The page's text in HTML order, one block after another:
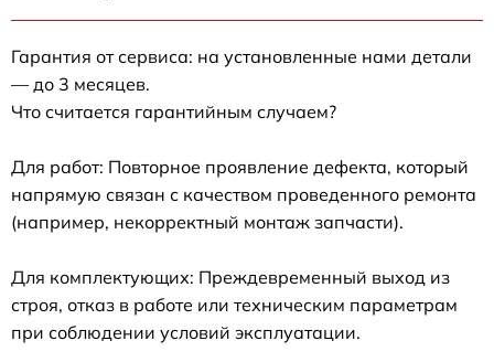
Гарантия от сервиса: на установленные нами детали
— до 3 месяцев.
Что считается гарантийным случаем?
Для работ: Повторное проявление дефекта, который
напрямую связан с качеством проведенного ремонта
(например, некорректный монтаж запчасти).
Для комплектующих: Преждевременный выход из
строя, отказ в работе или техническим параметрам
при соблюдении условий эксплуатации.